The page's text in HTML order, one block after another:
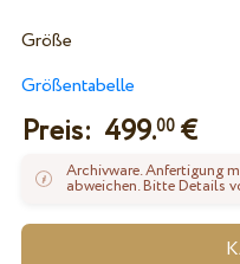
Größe
Größentabelle
Preis: 499.00€
Archivware. Anfertigung
abweichen. Bitte Details